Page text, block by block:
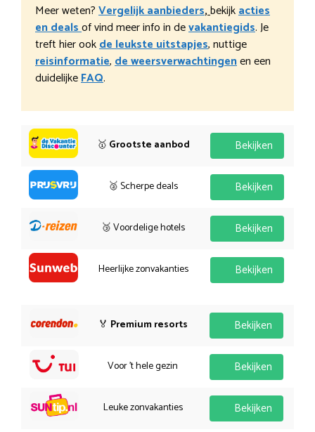
Meer weten?Vergelijk aanbieders,bekijkacties
en dealsof vind meer info in devakantiegids. Je
treft hier ookde leukste uitstapjes, nuttige
reisinformatie,de weersverwachtingenen een
duidelijkeFAQ.
🥇 Grootste aanbod Bekijken
🥈 Scherpe deals Bekijken
🥉 Voordelige hotels Bekijken
Heerlijke zonvakanties Bekijken
🏅 Premium resorts Bekijken
Voor 't hele gezin Bekijken
Leuke zonvakanties Bekijken